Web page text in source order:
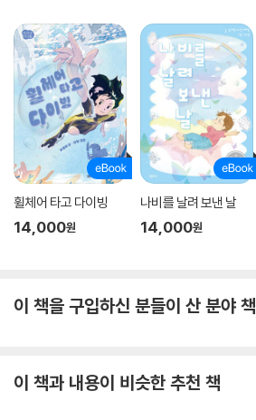
휠체어 타고 다이빙
14,000원
나비를 날려 보낸 날
14,000원
이 책을 구입하신 분들이 산 분야 책
이 책과 내용이 비슷한 추천 책